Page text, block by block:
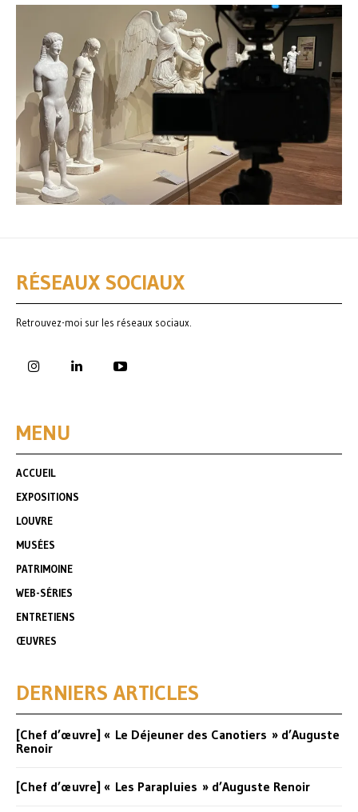
RÉSEAUX SOCIAUX
Retrouvez-moi sur les réseaux sociaux.
MENU
ACCUEIL
EXPOSITIONS
LOUVRE
MUSÉES
PATRIMOINE
WEB-SÉRIES
ENTRETIENS
ŒUVRES
DERNIERS ARTICLES
[Chef d’œuvre] « Le Déjeuner des Canotiers » d’Auguste
Renoir
[Chef d’œuvre] « Les Parapluies » d’Auguste Renoir